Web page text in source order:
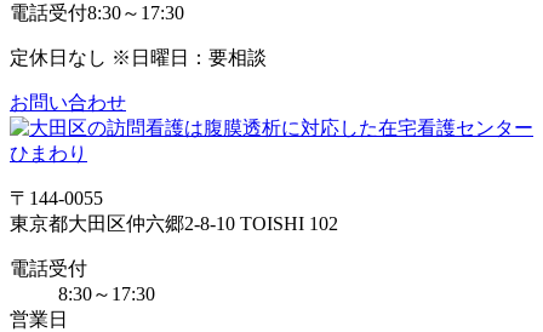
電話受付8:30～17:30
定休日 なし ※日曜日：要相談
お問い合わせ
〒144-0055
東京都大田区仲六郷2-8-10 TOISHI 102
電話受付
8:30～17:30
営業日